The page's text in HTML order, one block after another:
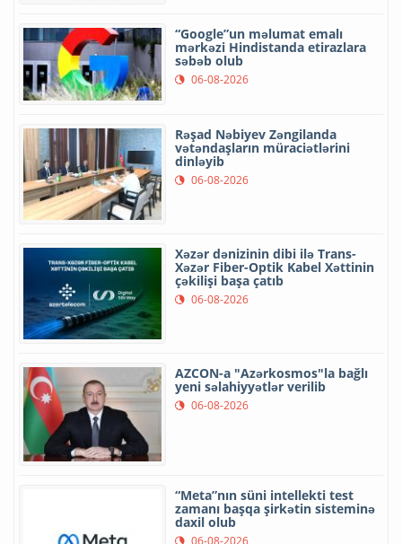
“Google”un məlumat emalı
mərkəzi Hindistanda etirazlara
səbəb olub
06-08-2026
Rəşad Nəbiyev Zəngilanda
vətəndaşların müraciətlərini
dinləyib
06-08-2026
Xəzər dənizinin dibi ilə Trans-
Xəzər Fiber-Optik Kabel Xəttinin
çəkilişi başa çatıb
06-08-2026
AZCON-a "Azərkosmos"la bağlı
yeni səlahiyyətlər verilib
06-08-2026
“Meta”nın süni intellekti test
zamanı başqa şirkətin sisteminə
daxil olub
06-08-2026